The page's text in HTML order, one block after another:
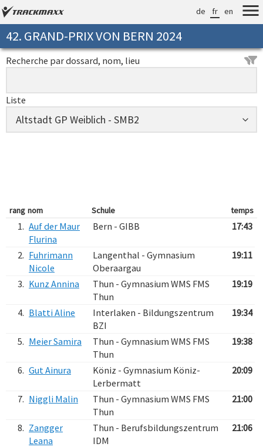
de fr en
42. GRAND-PRIX VON BERN 2024
Recherche par dossard, nom, lieu
Liste
rang nom Schule temps
1. Auf der Maur
Flurina
Bern - GIBB 17:43
2. Fuhrimann
Nicole
Langenthal - Gymnasium
Oberaargau
19:11
3. Kunz Annina
Thun - Gymnasium WMS FMS
Thun
19:19
4. Blatti Aline
Interlaken - Bildungszentrum
BZI
19:34
5. Meier Samira
Thun - Gymnasium WMS FMS
Thun
19:38
6. Gut Ainura
Köniz - Gymnasium Köniz-
Lerbermatt
20:09
7. Niggli Malin
Thun - Gymnasium WMS FMS
Thun
21:00
8. Zangger
Leana
Thun - Berufsbildungszentrum
IDM
21:06